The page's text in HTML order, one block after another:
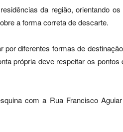
da região, orientando
a forma correta de descarte.
por diferentes formas de
própria deve respeitar os
com a Rua Francisco